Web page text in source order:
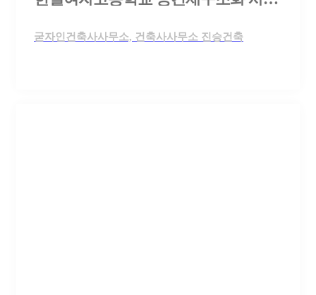
굳자인건축사사무소, 건축사사무소 진승건축